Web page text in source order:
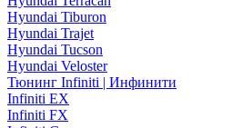
Hyundai Tiburon
Hyundai Trajet
Hyundai Tucson
Hyundai Veloster
Тюнинг Infiniti | Инфинити
Infiniti EX
Infiniti FX